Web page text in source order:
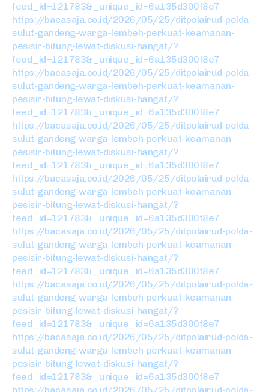
feed_id=121783&_unique_id=6a135d300f8e7
https://bacasaja.co.id/2026/05/25/ditpolairud-polda-
sulut-gandeng-warga-lembeh-perkuat-keamanan-
pesisir-bitung-lewat-diskusi-hangat/?
feed_id=121783&_unique_id=6a135d300f8e7
https://bacasaja.co.id/2026/05/25/ditpolairud-polda-
sulut-gandeng-warga-lembeh-perkuat-keamanan-
pesisir-bitung-lewat-diskusi-hangat/?
feed_id=121783&_unique_id=6a135d300f8e7
https://bacasaja.co.id/2026/05/25/ditpolairud-polda-
sulut-gandeng-warga-lembeh-perkuat-keamanan-
pesisir-bitung-lewat-diskusi-hangat/?
feed_id=121783&_unique_id=6a135d300f8e7
https://bacasaja.co.id/2026/05/25/ditpolairud-polda-
sulut-gandeng-warga-lembeh-perkuat-keamanan-
pesisir-bitung-lewat-diskusi-hangat/?
feed_id=121783&_unique_id=6a135d300f8e7
https://bacasaja.co.id/2026/05/25/ditpolairud-polda-
sulut-gandeng-warga-lembeh-perkuat-keamanan-
pesisir-bitung-lewat-diskusi-hangat/?
feed_id=121783&_unique_id=6a135d300f8e7
https://bacasaja.co.id/2026/05/25/ditpolairud-polda-
sulut-gandeng-warga-lembeh-perkuat-keamanan-
pesisir-bitung-lewat-diskusi-hangat/?
feed_id=121783&_unique_id=6a135d300f8e7
https://bacasaja.co.id/2026/05/25/ditpolairud-polda-
sulut-gandeng-warga-lembeh-perkuat-keamanan-
pesisir-bitung-lewat-diskusi-hangat/?
feed_id=121783&_unique_id=6a135d300f8e7